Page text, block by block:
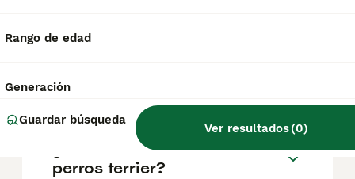
Rango de edad
Generación
Guardar búsqueda
Ver resultados(0)
terrier cesky?
¿Cómo es el carácter de los
perros terrier?